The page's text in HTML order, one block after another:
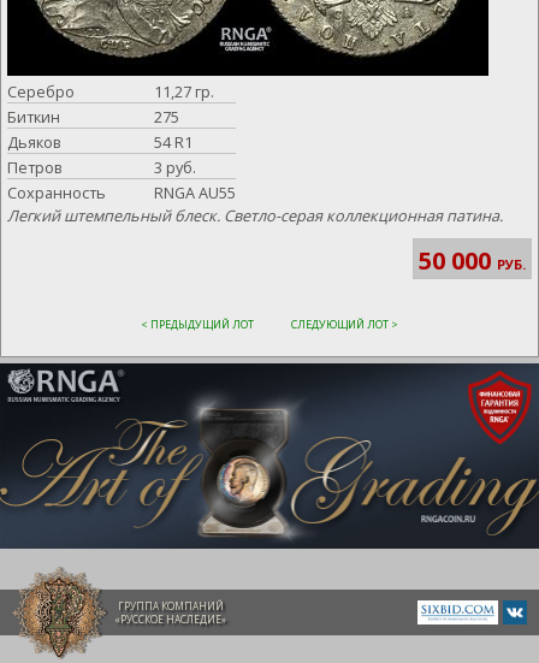
Серебро
11,27 гр.
Биткин
275
Дьяков
54 R1
Петров
3 руб.
Сохранность
RNGA AU55
Легкий штемпельный блеск. Светло-серая коллекционная патина.
50 000 РУБ.
< ПРЕДЫДУЩИЙ ЛОТ СЛЕДУЮЩИЙ ЛОТ >
ГРУППА КОМПАНИЙ
«РУССКОЕ НАСЛЕДИЕ»